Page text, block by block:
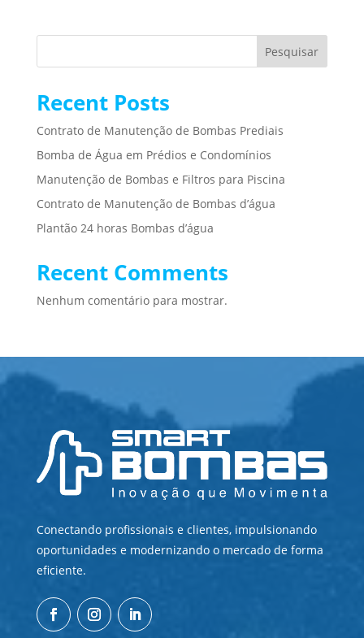
Pesquisar
Recent Posts
Contrato de Manutenção de Bombas Prediais
Bomba de Água em Prédios e Condomínios
Manutenção de Bombas e Filtros para Piscina
Contrato de Manutenção de Bombas d’água
Plantão 24 horas Bombas d’água
Recent Comments
Nenhum comentário para mostrar.
Conectando profissionais e clientes, impulsionando
oportunidades e modernizando o mercado de forma
eficiente.